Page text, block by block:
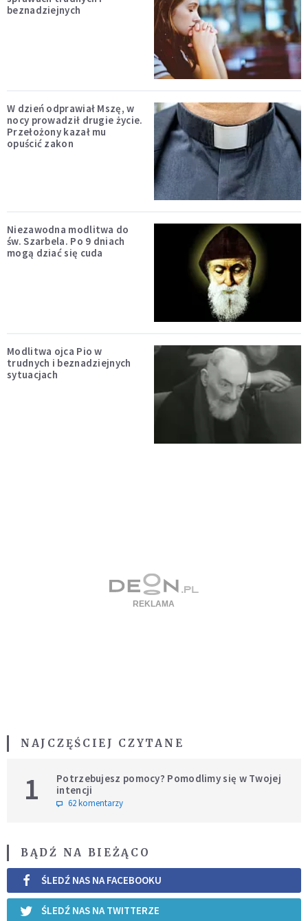
beznadziejnych
W dzień odprawiał Mszę, w
nocy prowadził drugie życie.
Przełożony kazał mu
opuścić zakon
Niezawodna modlitwa do
św. Szarbela. Po 9 dniach
mogą dziać się cuda
Modlitwa ojca Pio w
trudnych i beznadziejnych
sytuacjach
NAJCZĘŚCIEJ CZYTANE
1
Potrzebujesz pomocy? Pomodlimy się w Twojej
intencji
62 komentarzy
BĄDŹ NA BIEŻĄCO
ŚLEDŹ NAS NA FACEBOOKU
ŚLEDŹ NAS NA TWITTERZE